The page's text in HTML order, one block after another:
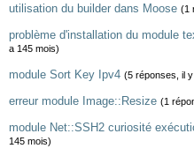
utilisation du builder dans Moose (1
problème d'installation du module
a 145 mois)
module Sort Key Ipv4 (5 réponses, il
erreur module Image::Resize (1
module Net::SSH2 curiosité
145 mois)